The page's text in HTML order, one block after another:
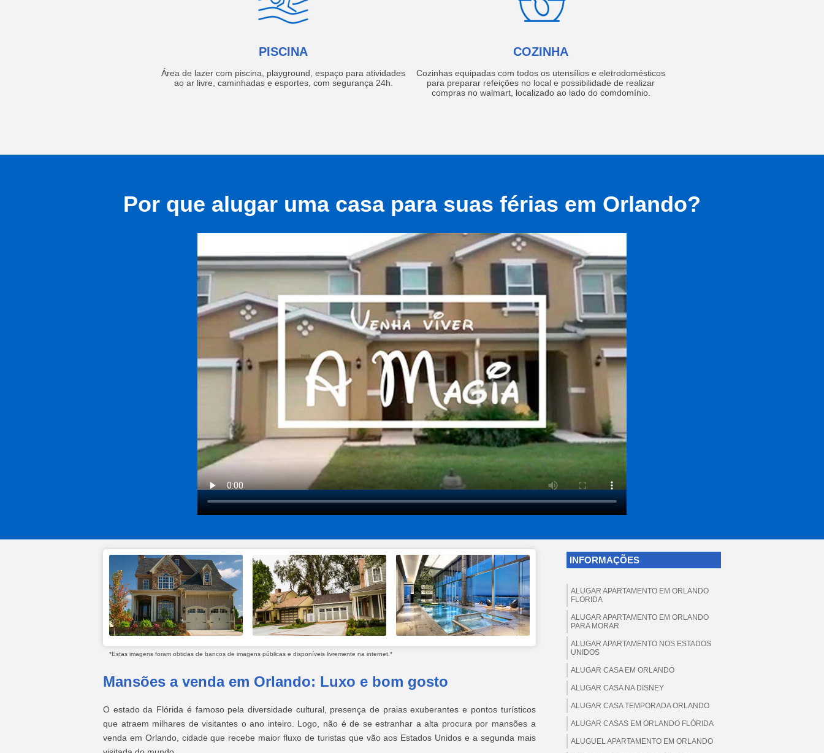
PISCINA
Área de lazer com piscina, playground, espaço para atividades
ao ar livre, caminhadas e esportes, com segurança 24h.
COZINHA
Cozinhas equipadas com todos os utensílios e eletrodomésticos
para preparar refeições no local e possibilidade de realizar
compras no walmart, localizado ao lado do comdomínio.
Por que alugar uma casa para suas férias em Orlando?
*Estas imagens foram obtidas de bancos de imagens públicas e disponíveis livremente na internet.*
Mansões a venda em Orlando: Luxo e bom gosto
O estado da Flórida é famoso pela diversidade cultural, presença de praias exuberantes e pontos turísticos
que atraem milhares de visitantes o ano inteiro. Logo, não é de se estranhar a alta procura por mansões a
venda em Orlando, cidade que recebe maior fluxo de turistas que vão aos Estados Unidos e a segunda mais
INFORMAÇÕES
ALUGAR APARTAMENTO EM ORLANDO
FLORIDA
ALUGAR APARTAMENTO EM ORLANDO
PARA MORAR
ALUGAR APARTAMENTO NOS ESTADOS
UNIDOS
ALUGAR CASA EM ORLANDO
ALUGAR CASA NA DISNEY
ALUGAR CASA TEMPORADA ORLANDO
ALUGAR CASAS EM ORLANDO FLÓRIDA
ALUGUEL APARTAMENTO EM ORLANDO